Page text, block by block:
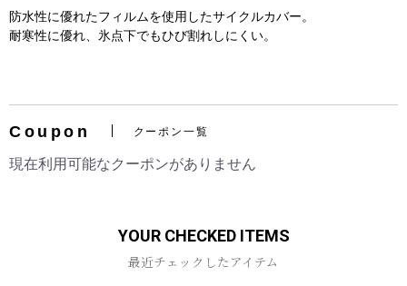
防水性に優れたフィルムを使用したサイクルカバー。
耐寒性に優れ、氷点下でもひび割れしにくい。
Coupon クーポン一覧
現在利用可能なクーポンがありません
YOUR CHECKED ITEMS
最近チェックしたアイテム